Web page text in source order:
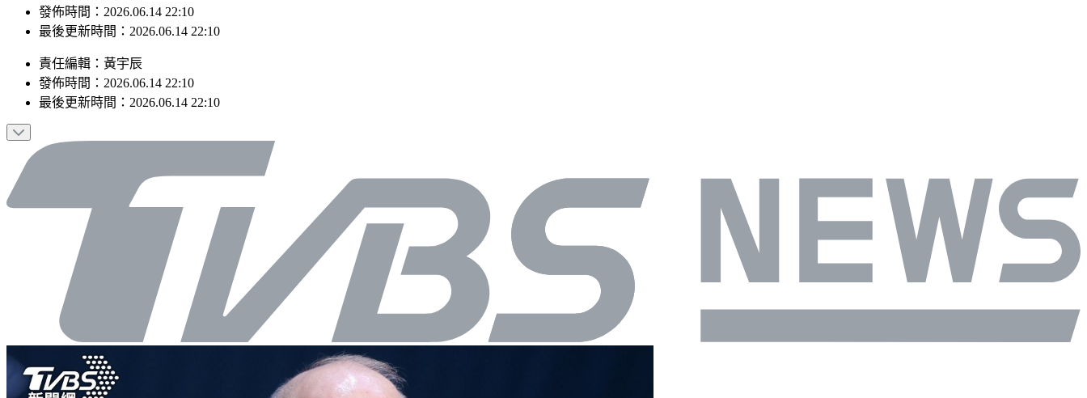
發佈時間：2026.06.14 22:10
最後更新時間：2026.06.14 22:10
責任編輯 ： 黃宇辰
發佈時間： 2026.06.14 22:10
最後更新時間： 2026.06.14 22:10